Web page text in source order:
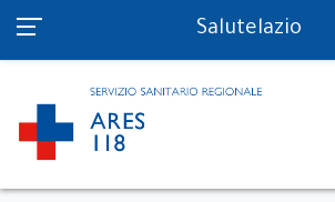
PS in tempo reale Salutelazio